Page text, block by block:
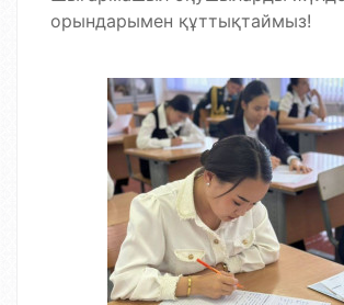
орындарымен құттықтаймыз!